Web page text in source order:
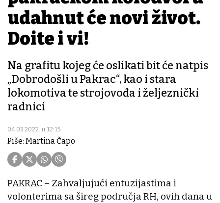
udahnut će novi život.
Dođite i vi!
Na grafitu kojeg će oslikati bit će natpis
„Dobrodošli u Pakrac“, kao i stara
lokomotiva te strojovođa i željeznički
radnici
04.03.2022. u 12:15
Piše: Martina Čapo
PAKRAC – Zahvaljujući entuzijastima i
volonterima sa šireg područja RH, ovih dana u